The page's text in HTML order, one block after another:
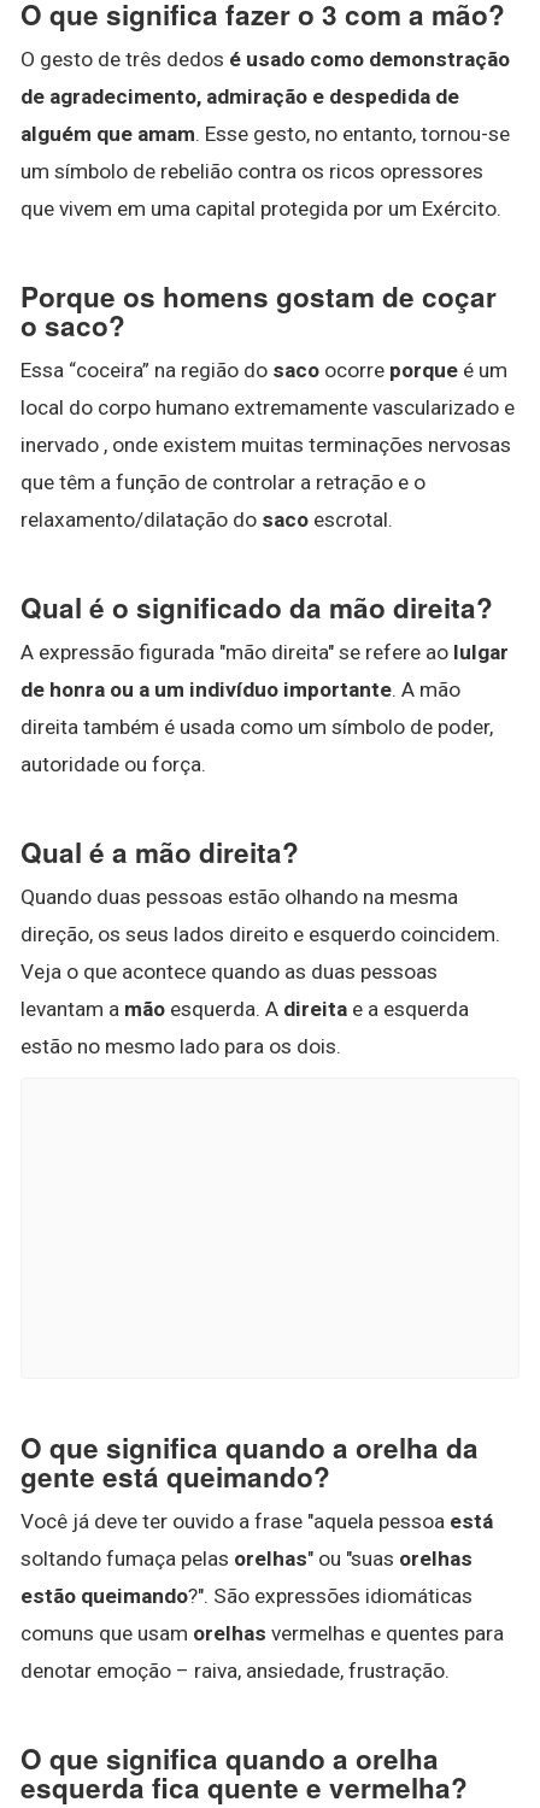
O que significa fazer o 3 com a mão?
O gesto de três dedos é usado como demonstração
de agradecimento, admiração e despedida de
alguém que amam. Esse gesto, no entanto, tornou-se
um símbolo de rebelião contra os ricos opressores
que vivem em uma capital protegida por um Exército.
Porque os homens gostam de coçar
o saco?
Essa “coceira” na região do saco ocorre porque é um
local do corpo humano extremamente vascularizado e
inervado , onde existem muitas terminações nervosas
que têm a função de controlar a retração e o
relaxamento/dilatação do saco escrotal.
Qual é o significado da mão direita?
A expressão figurada "mão direita" se refere ao lulgar
de honra ou a um indivíduo importante. A mão
direita também é usada como um símbolo de poder,
autoridade ou força.
Qual é a mão direita?
Quando duas pessoas estão olhando na mesma
direção, os seus lados direito e esquerdo coincidem.
Veja o que acontece quando as duas pessoas
levantam a mão esquerda. A direita e a esquerda
estão no mesmo lado para os dois.
O que significa quando a orelha da
gente está queimando?
Você já deve ter ouvido a frase "aquela pessoa está
soltando fumaça pelas orelhas" ou "suas orelhas
estão queimando?". São expressões idiomáticas
comuns que usam orelhas vermelhas e quentes para
denotar emoção – raiva, ansiedade, frustração.
O que significa quando a orelha
esquerda fica quente e vermelha?